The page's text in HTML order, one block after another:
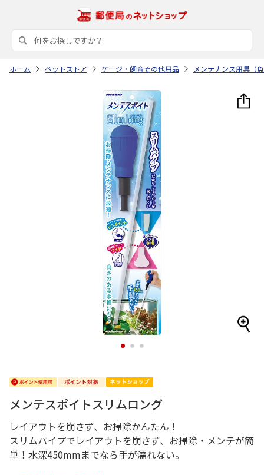
ホーム ペットストア ケージ・飼育その他用品 メンテナンス用具（
1 2 3
メンテスポイトスリムロング
レイアウトを崩さず、お掃除かんたん！
スリムパイプでレイアウトを崩さず、お掃除・メンテが簡
単！水深450mmまでなら手が濡れない。